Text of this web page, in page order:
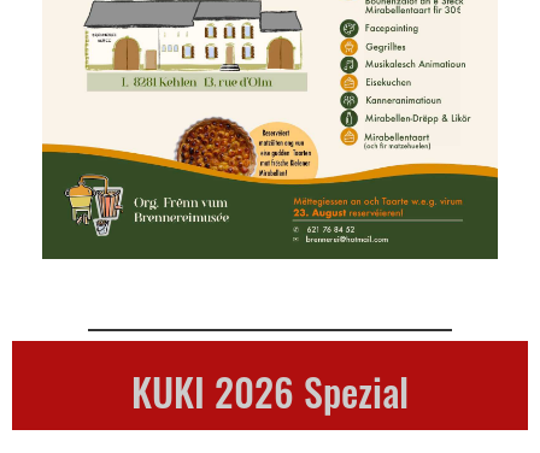
KUKI 2026 Spezial